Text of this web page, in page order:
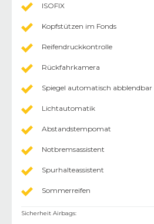
ISOFIX
Kopfstützen im Fonds
Reifendruckkontrolle
Rückfahrkamera
Spiegel automatisch abblendbar
Lichtautomatik
Abstandstempomat
Notbremsassistent
Spurhalteassistent
Sommerreifen
Sicherheit Airbags: